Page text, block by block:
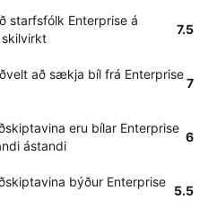
starfsfólk Enterprise á
7.5
að sækja bíl frá Enterprise
7
eru bílar Enterprise
ástandi
6
býður Enterprise
5.5